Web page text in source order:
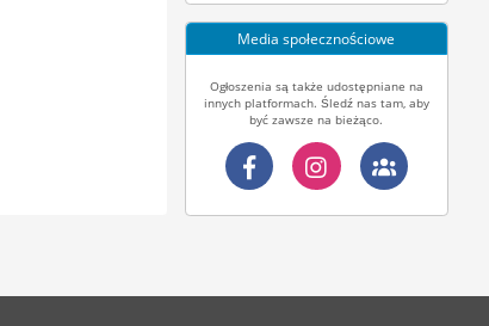
Media społecznościowe
Ogłoszenia są także udostępniane na
innych platformach. Śledź nas tam, aby
być zawsze na bieżąco.